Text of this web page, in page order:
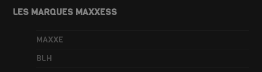
LES MARQUES MAXXESS
MAXXE
BLH